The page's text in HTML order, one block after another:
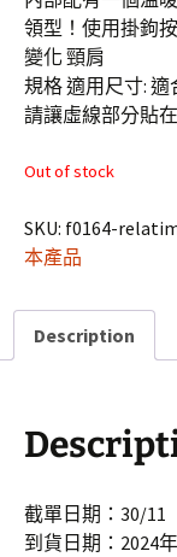
領型！使用掛鉤
變化 頸肩
規格 適用尺寸: 適
請讓虛線部分貼
Out of stock
SKU: f0164-
本產品
Description
截單日期：30/11
到貨日期：2024